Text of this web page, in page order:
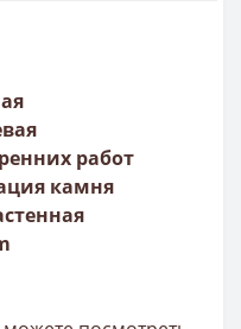
работ
камня